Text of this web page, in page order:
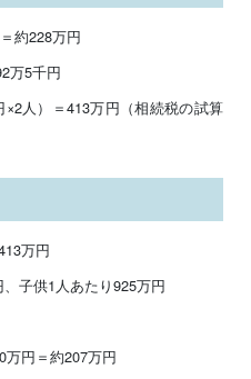
約228万円
万5千円
人）＝413万円（相続税の試算
万円
子供1人あたり925万円
万円＝約207万円